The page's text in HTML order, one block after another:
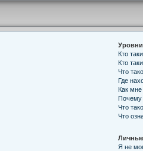
Кто
Кто
Что
Где
Как
Почему
Что
Что
Я не